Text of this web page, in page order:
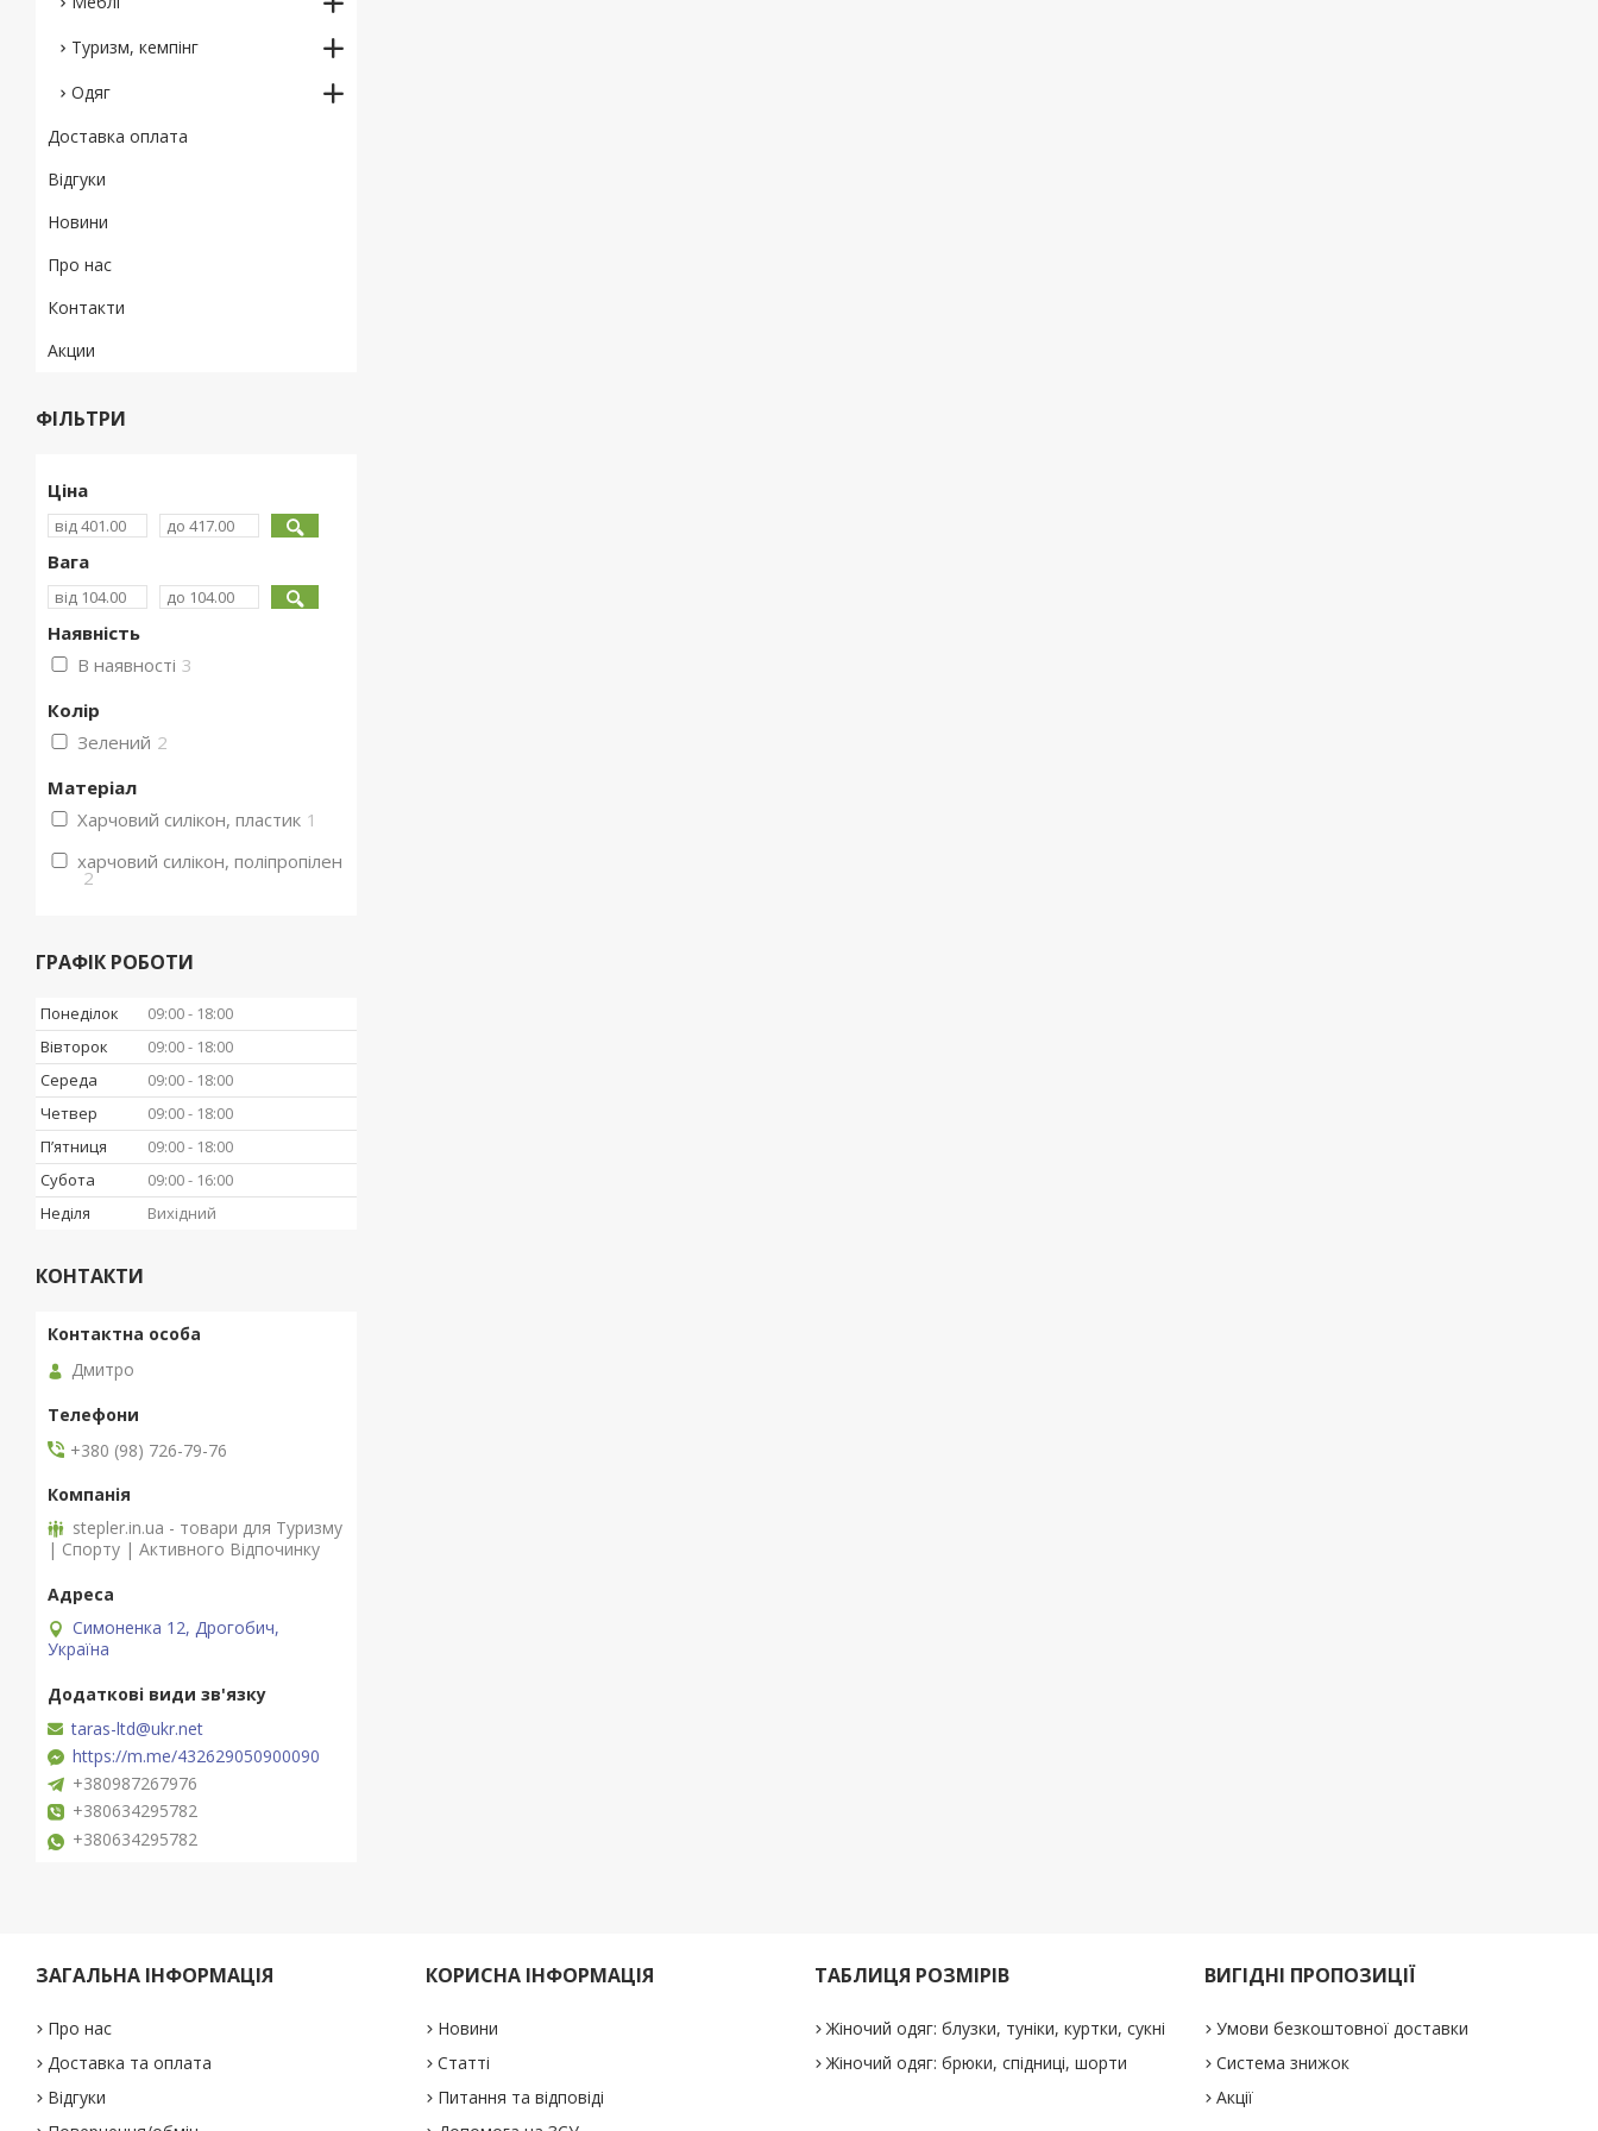
Туризм, кемпінг
Одяг
Доставка оплата
Відгуки
Новини
Про нас
Контакти
Акции
ФІЛЬТРИ
Ціна
Вага
Наявність
В наявності 3
Колір
Зелений 2
Матеріал
Харчовий силікон, пластик 1
харчовий силікон, поліпропілен
2
ГРАФІК РОБОТИ
Понеділок 09:00
18:00
Вівторок
09:00
18:00
Середа
09:00
18:00
Четвер
09:00
18:00
Пʼятниця
09:00
18:00
Субота
09:00
16:00
Неділя
Вихідний
КОНТАКТИ
Дмитро
+380 (98) 726-79-76
stepler.in.ua - товари для Туризму
| Спорту | Активного Відпочинку
Симоненка 12, Дрогобич,
Україна
taras-ltd@ukr.net
https://m.me/432629050900090
+380987267976
+380634295782
+380634295782
ЗАГАЛЬНА ІНФОРМАЦІЯ
Про нас
Доставка та оплата
Відгуки
КОРИСНА ІНФОРМАЦІЯ
Новини
Статті
Питання та відповіді
ТАБЛИЦЯ РОЗМІРІВ
Жіночий одяг: блузки, туніки, куртки, сукні
Жіночий одяг: брюки, спідниці, шорти
ВИГІДНІ ПРОПОЗИЦІЇ
Умови безкоштовної доставки
Система знижок
Акції